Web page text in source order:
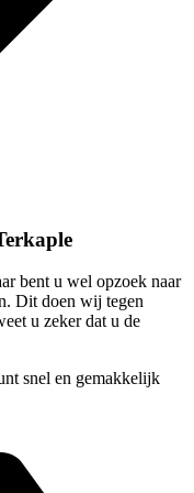
bent u wel opzoek naar
Dit doen wij tegen
u zeker dat u de
snel en gemakkelijk